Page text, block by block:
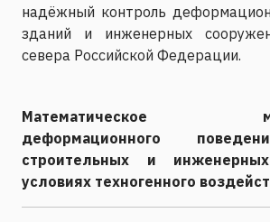
надёжный контроль
зданий и инженерных
севера Российской Федерации.
Математическое
деформационного
строительных и
условиях техногенного